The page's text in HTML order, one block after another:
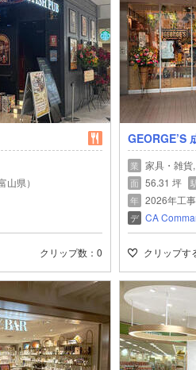
山県）
クリップ数 0
GEORGE’S
業 家具・雑貨
面 56.31 坪
年 2026年工
デ CA
クリップす